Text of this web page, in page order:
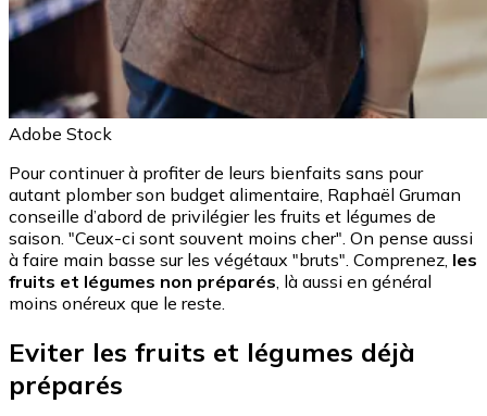
Adobe Stock
Pour continuer à profiter de leurs bienfaits sans pour
autant plomber son budget alimentaire, Raphaël Gruman
conseille d’abord de privilégier les fruits et légumes de
saison. "Ceux-ci sont souvent moins cher". On pense aussi
à faire main basse sur les végétaux "bruts". Comprenez, les
fruits et légumes non préparés , là aussi en général
moins onéreux que le reste.
Eviter les fruits et légumes déjà
préparés